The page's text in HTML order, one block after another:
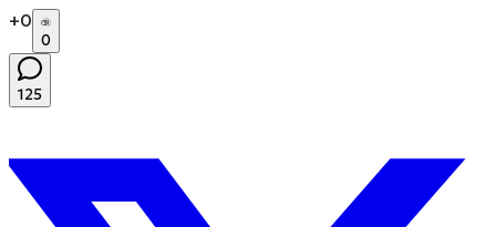
+0
0
125